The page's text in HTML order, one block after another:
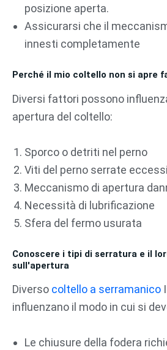
posizione aperta.
Assicurarsi che il
innesti completamente
Perché il mio coltello non si apre
Diversi fattori possono
apertura del coltello:
Sporco o detriti nel perno
Viti del perno serrate
Meccanismo di apertura
Necessità di lubrificazione
Sfera del fermo usurata
Conoscere i tipi di serratura e il
sull'apertura
Diverso coltello a serramanico
influenzano il modo in cui si
Le chiusure della fodera